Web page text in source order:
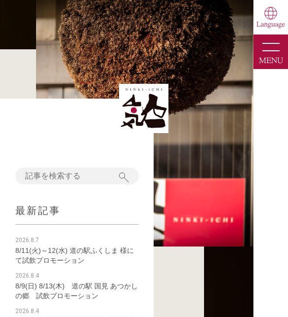
MENU
最新記事
2026.8.7
8/11(火)～12(水) 道の駅ふくしま 様に
て試飲プロモーション
2026.8.4
8/9(日) 8/13(木) 道の駅 国見 あつかし
の郷 試飲プロモーション
2026.8.4